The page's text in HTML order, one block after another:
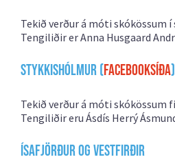
Tekið verður á móti skókössum
Tengiliðir er Anna Husgaard
Stykkishólmur (Facebooksíða)
Tekið verður á móti skókössum
Tengiliðir eru Ásdís Herrý
Ísafjörður og Vestfirðir